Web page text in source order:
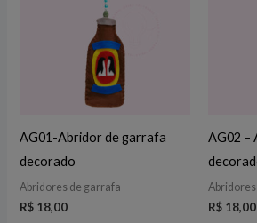
AG01-Abridor de garrafa
decorado
Abridores de garrafa
R$ 18,00
AG02 –
R$ 18,00